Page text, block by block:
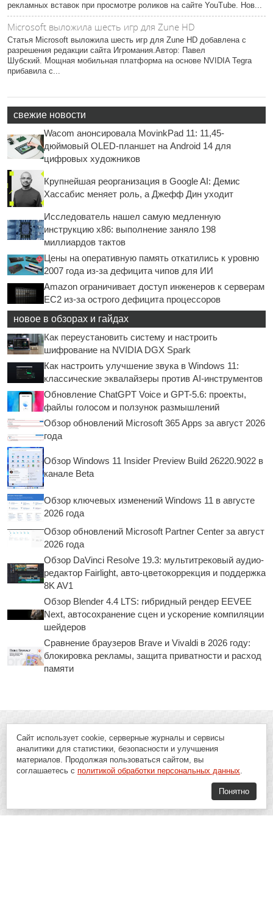
рекламных вставок при просмотре роликов на сайте YouTube. Нов...
Microsoft выложила шесть игр для Zune HD
Статья Microsoft выложила шесть игр для Zune HD добавлена с
разрешения редакции сайта Игромания.Автор: Павел
Шубский. Мощная мобильная платформа на основе NVIDIA Tegra
прибавила с...
свежие новости
Wacom анонсировала MovinkPad 11: 11,45-
дюймовый OLED-планшет на Android 14 для
цифровых художников
Крупнейшая реорганизация в Google AI: Демис
Хассабис меняет роль, а Джефф Дин уходит
Исследователь нашел самую медленную
инструкцию x86: выполнение заняло 198
миллиардов тактов
Цены на оперативную память откатились к уровню
2007 года из-за дефицита чипов для ИИ
Amazon ограничивает доступ инженеров к серверам
EC2 из-за острого дефицита процессоров
новое в обзорах и гайдах
Как переустановить систему и настроить
шифрование на NVIDIA DGX Spark
Как настроить улучшение звука в Windows 11:
классические эквалайзеры против AI-инструментов
Обновление ChatGPT Voice и GPT-5.6: проекты,
файлы голосом и ползунок размышлений
Обзор обновлений Microsoft 365 Apps за август 2026
года
Обзор Windows 11 Insider Preview Build 26220.9022 в
канале Beta
Обзор ключевых изменений Windows 11 в августе
2026 года
Обзор обновлений Microsoft Partner Center за август
2026 года
Обзор DaVinci Resolve 19.3: мультитрековый аудио-
редактор Fairlight, авто-цветокоррекция и поддержка
8K AV1
Обзор Blender 4.4 LTS: гибридный рендер EEVEE
Next, автосохранение сцен и ускорение компиляции
шейдеров
Сравнение браузеров Brave и Vivaldi в 2026 году:
блокировка рекламы, защита приватности и расход
памяти
Сайт использует cookie, серверные журналы и сервисы
аналитики для статистики, безопасности и улучшения
материалов. Продолжая пользоваться сайтом, вы
соглашаетесь с политикой обработки персональных данных.
Понятно